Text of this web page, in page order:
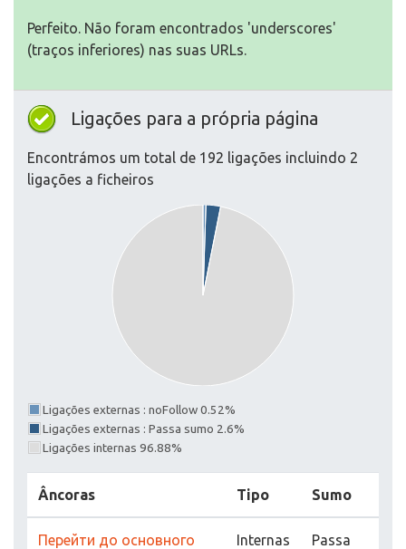
Perfeito. Não foram encontrados 'underscores'
(traços inferiores) nas suas URLs.
Ligações para a própria página
Encontrámos um total de 192 ligações incluindo 2
ligações a ficheiros
Ligações externas : noFollow 0.52%
Ligações externas : Passa sumo 2.6%
Ligações internas 96.88%
Âncoras Tipo Sumo
Перейти до основного
Internas
Passa